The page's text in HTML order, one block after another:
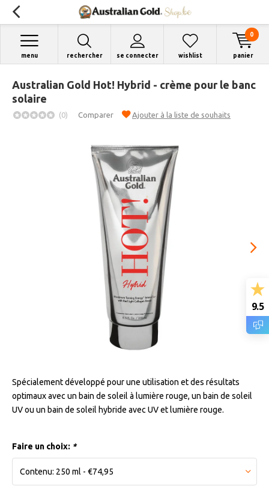
rechercher se connecter
menu wishlist panier
0
Australian Gold Hot! Hybrid - crème pour le banc
solaire
(0) Comparer Ajouter à la liste de souhaits
Spécialement développé pour une utilisation et des résultats
optimaux avec un bain de soleil à lumière rouge, un bain de soleil
UV ou un bain de soleil hybride avec UV et lumière rouge.
Faire un choix: *
9.5